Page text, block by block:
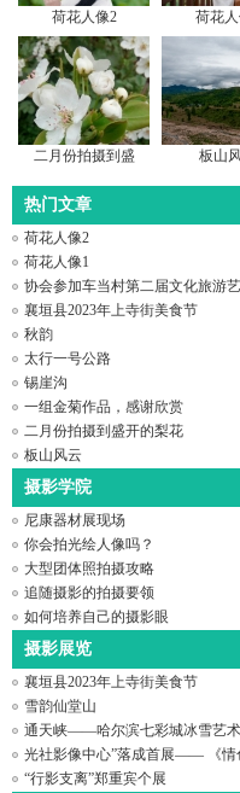
荷花人像2 荷花
二月份拍摄到盛 板山
热门文章
荷花人像2
荷花人像1
协会参加车当村第二届文化旅游
襄垣县2023年上寺街美食节
秋韵
太行一号公路
锡崖沟
一组金菊作品，感谢欣赏
二月份拍摄到盛开的梨花
板山风云
摄影学院
尼康器材展现场
你会拍光绘人像吗？
大型团体照拍摄攻略
追随摄影的拍摄要领
如何培养自己的摄影眼
摄影展览
襄垣县2023年上寺街美食节
雪韵仙堂山
通天峡——哈尔滨七彩城冰雪艺
光社影像中心”落成首展—— 《情
“行影支离”郑重宾个展